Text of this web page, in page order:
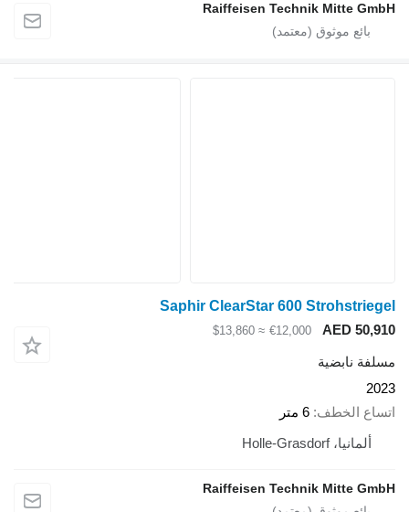
Raiffeisen Technik Mitte GmbH
Saphir ClearStar 600 Strohstriegel
AED 50,910
€12,000
≈ $13,860
مسلفة نابضية
2023
اتساع الخطف 6 متر
ألمانيا، Holle-Grasdorf
Raiffeisen Technik Mitte GmbH